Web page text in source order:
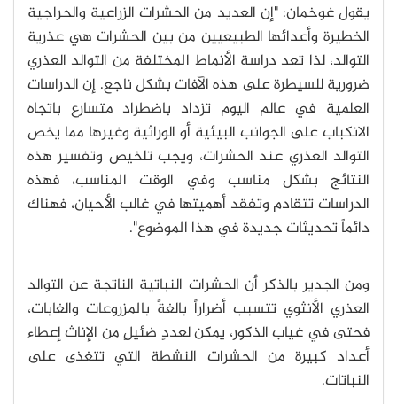
يقول غوخمان: "إن العديد من الحشرات الزراعية والحراجية
الخطيرة وأعدائها الطبيعيين من بين الحشرات هي عذرية
التوالد، لذا تعد دراسة الأنماط المختلفة من التوالد العذري
ضرورية للسيطرة على هذه الآفات بشكل ناجع. إن الدراسات
العلمية في عالم اليوم تزداد باضطراد متسارع باتجاه
الانكباب على الجوانب البيئية أو الوراثية وغيرها مما يخص
التوالد العذري عند الحشرات، ويجب تلخيص وتفسير هذه
النتائج بشكل مناسب وفي الوقت المناسب، فهذه
الدراسات تتقادم وتفقد أهميتها في غالب الأحيان، فهناك
دائماً تحديثات جديدة في هذا الموضوع".
ومن الجدير بالذكر أن الحشرات النباتية الناتجة عن التوالد
العذري الأنثوي تتسبب أضراراً بالغةً بالمزروعات والغابات،
فحتى في غياب الذكور، يمكن لعددٍ ضئيلٍ من الإناث إعطاء
أعداد كبيرة من الحشرات النشطة التي تتغذى على
النباتات.